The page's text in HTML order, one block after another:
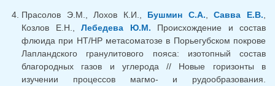
Прасолов Э.М., Лохов К.И., Бушмин С.А. ,Савва Е.В.
Козлов Е.Н., Лебедева Ю.М. Происхождение и состав
флюида при НТ/НР метасоматозе в Порьегубском покрове
Лапландского гранулитового пояса: изотопный состав
благородных газов и углерода // Новые горизонты в
изучении процессов магмо- и рудообразования.